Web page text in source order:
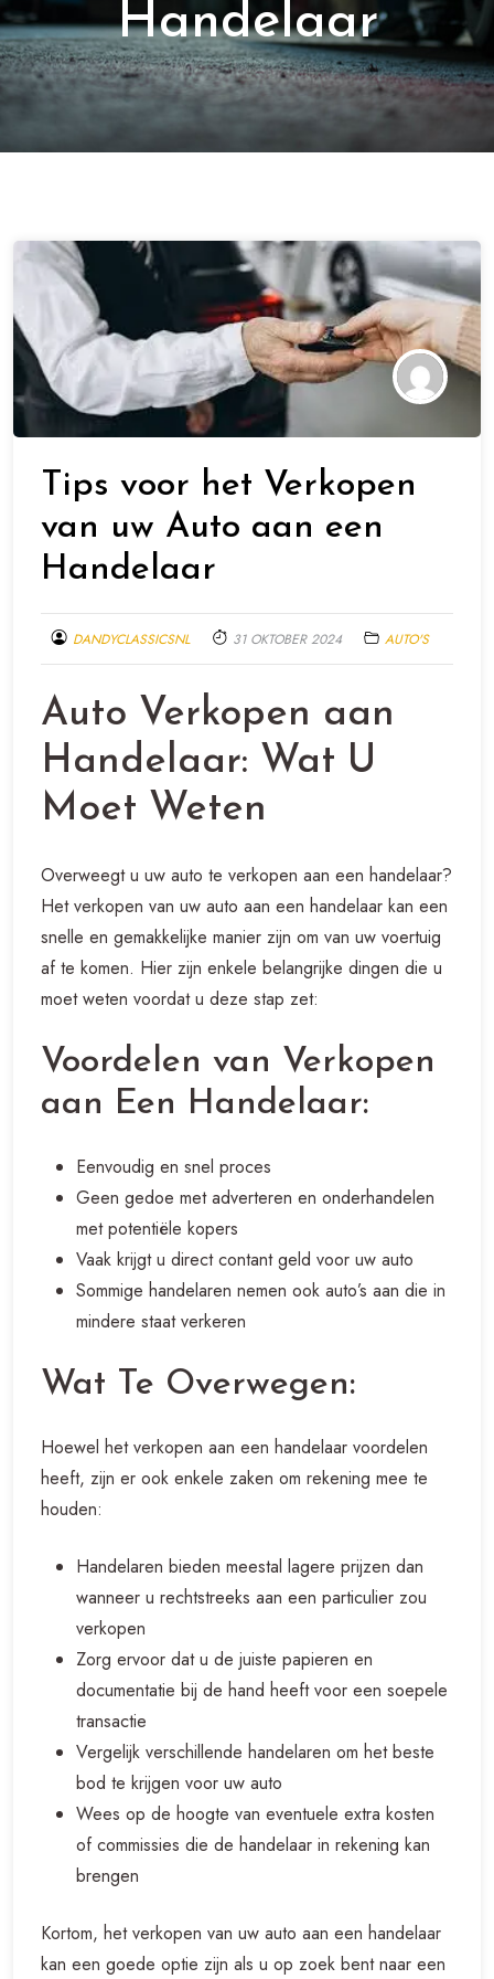
Handelaar
Tips voor het Verkopen
van uw Auto aan een
Handelaar
DANDYCLASSICSNL 31 OKTOBER 2024 AUTO'S
Auto Verkopen aan
Handelaar: Wat U
Moet Weten
Overweegt u uw auto te verkopen aan een handelaar?
Het verkopen van uw auto aan een handelaar kan een
snelle en gemakkelijke manier zijn om van uw voertuig
af te komen. Hier zijn enkele belangrijke dingen die u
moet weten voordat u deze stap zet:
Voordelen van Verkopen
aan Een Handelaar:
Eenvoudig en snel proces
Geen gedoe met adverteren en onderhandelen
met potentiële kopers
Vaak krijgt u direct contant geld voor uw auto
Sommige handelaren nemen ook auto’s aan die in
mindere staat verkeren
Wat Te Overwegen:
Hoewel het verkopen aan een handelaar voordelen
heeft, zijn er ook enkele zaken om rekening mee te
houden:
Handelaren bieden meestal lagere prijzen dan
wanneer u rechtstreeks aan een particulier zou
verkopen
Zorg ervoor dat u de juiste papieren en
documentatie bij de hand heeft voor een soepele
transactie
Vergelijk verschillende handelaren om het beste
bod te krijgen voor uw auto
Wees op de hoogte van eventuele extra kosten
of commissies die de handelaar in rekening kan
brengen
Kortom, het verkopen van uw auto aan een handelaar
kan een goede optie zijn als u op zoek bent naar een